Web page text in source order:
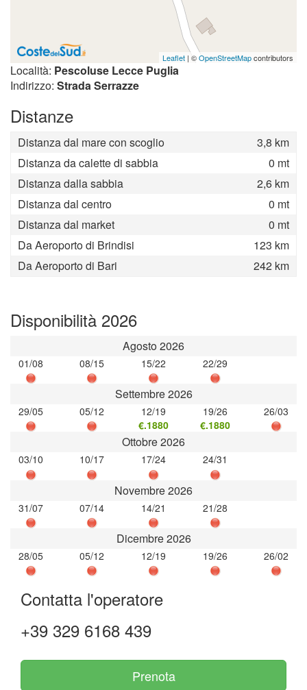
Leaflet | ©OpenStreetMapcontributors
Località: Pescoluse Lecce Puglia
Indirizzo: Strada Serrazze
Distanze
Distanza dal mare con scoglio
3,8 km
Distanza da calette di sabbia
0 mt
Distanza dalla sabbia
2,6 km
Distanza dal centro
0 mt
Distanza dal market
0 mt
Da Aeroporto di Brindisi
123 km
Da Aeroporto di Bari
242 km
Disponibilità 2026
Agosto 2026
01/08 08/15 15/22 22/29
Settembre 2026
29/05 05/12
12/19
€.1880
19/26
€.1880
26/03
Ottobre 2026
03/10 10/17 17/24 24/31
Novembre 2026
31/07 07/14 14/21 21/28
Dicembre 2026
28/05 05/12 12/19 19/26 26/02
Contatta l'operatore
+39 329 6168 439
Prenota